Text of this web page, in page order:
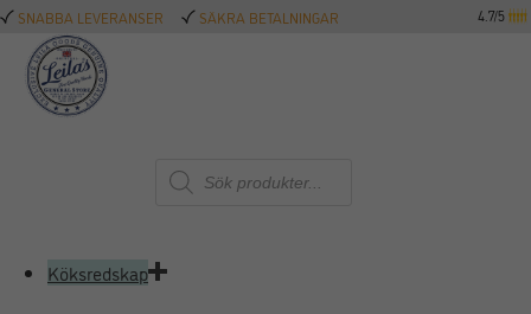
SNABBA LEVERANSER SÄKRA BETALNINGAR 4.7/5
Produktsökning
Köksredskap